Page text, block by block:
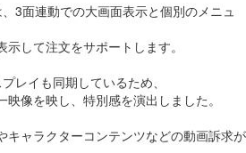
3面連動での大画面表示と個別のメニュ
して注文をサポートします。
レイも同期しているため、
像を映し、特別感を演出しました。
キャラクターコンテンツなどの動画訴求が